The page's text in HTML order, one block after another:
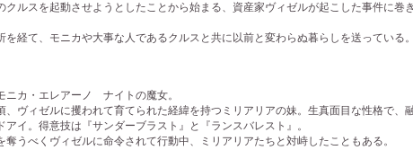
ルスを起動させようとしたことから始まる、資産家ヴィゼルが起こした事件に巻
経て、モニカや大事な人であるクルスと共に以前と変わらぬ暮らしを送っている。
ニカ・エレアーノ ナイトの魔女。
ヴィゼルに攫われて育てられた経緯を持つミリアリアの妹。生真面目な性格で、
アイ。得意技は『サンダーブラスト』と『ランスバレスト』。
うべくヴィゼルに命令されて行動中、ミリアリアたちと対峙したこともある。